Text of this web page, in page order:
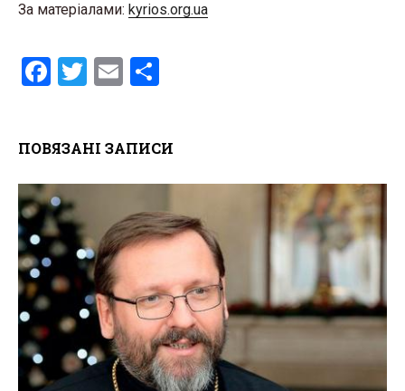
За матеріалами: kyrios.org.ua
F
b
o
o
k
T
er
E
e
ПОВЯЗАНІ ЗАПИСИ